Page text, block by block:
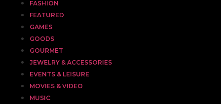
FASHION
FEATURED
GAMES
GOODS
GOURMET
JEWELRY & ACCESSORIES
EVENTS & LEISURE
MOVIES & VIDEO
MUSIC